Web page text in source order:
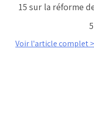
15 sur la réforme
Voir l'article complet >